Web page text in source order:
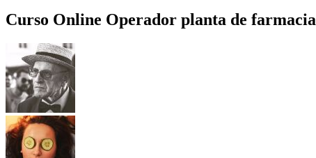
Curso Online Operador planta de farmacia